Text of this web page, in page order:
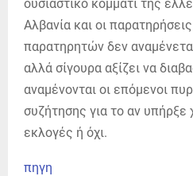
ουσιαστικό κομμάτι της
Αλβανία και οι
παρατηρητών δεν
αλλά σίγουρα αξίζει να
αναμένονται οι επόμενοι
συζήτησης για το αν υπήρξε
εκλογές ή όχι.
πηγη